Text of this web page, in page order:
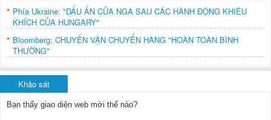
Phía Ukraine: "DẤU ẤN CỦA NGA SAU CÁC HÀNH ĐỘNG KHIÊU
KHÍCH CỦA HUNGARY"
Bloomberg: CHUYẾN VẬN CHUYỂN HÀNG "HOÀN TOÀN BÌNH
THƯỜNG"
Khảo sát
Bạn thấy giao diện web mới thế nào?